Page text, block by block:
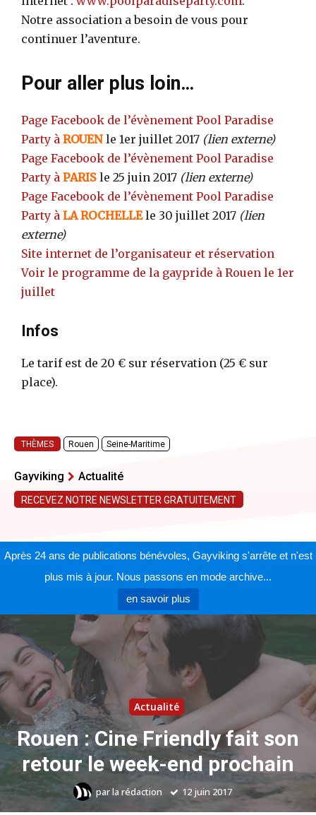
Notre association a besoin de vous pour
continuer l’aventure.
Pour aller plus loin…
Page Facebook de l’évènement Pool Paradise
Party à ROUEN le 1er juillet 2017 (lien externe)
Page Facebook de l’évènement Pool Paradise
Party à PARIS le 25 juin 2017 (lien externe)
Page Facebook de l’évènement Pool Paradise
Party à LA ROCHELLEle 30 juillet 2017 (lien
externe)
Site internet de l’organisateur et réservation
Voir le programme de la gaypride à Rouen le 1er
juillet
Infos
Le tarif est de 20 € sur réservation (25 € sur
place).
THÈMES Rouen Seine-Maritime
Gayviking Actualité
RECEVEZ NOTRE NEWSLETTER GRATUITEMENT